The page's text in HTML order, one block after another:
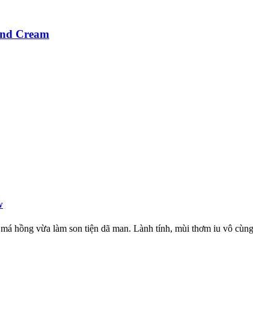
Cream
hồng vừa làm son tiện dã man. Lành tính, mùi thơm iu vô